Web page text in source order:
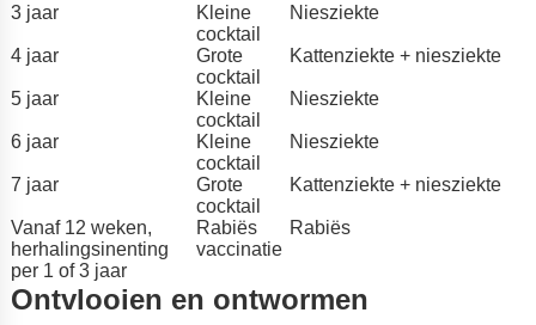
3 jaar
Kleine
cocktail
Niesziekte
4 jaar
Grote
cocktail
Kattenziekte + niesziekte
5 jaar
Kleine
cocktail
Niesziekte
6 jaar
Kleine
cocktail
Niesziekte
7 jaar
Grote
cocktail
Kattenziekte + niesziekte
Vanaf 12 weken,
herhalingsinenting
per 1 of 3 jaar
Rabiës
vaccinatie
Rabiës
Ontvlooien en ontwormen